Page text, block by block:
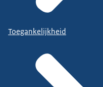
Toegankelijkheid